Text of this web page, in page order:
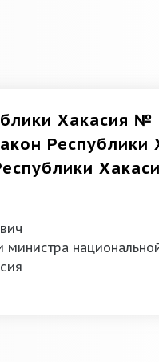
Хакасия
Республики